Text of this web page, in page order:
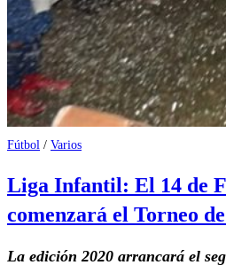
Fútbol / Varios
Liga Infantil: El 14 de
comenzará el Torneo
La edición 2020 arrancará el